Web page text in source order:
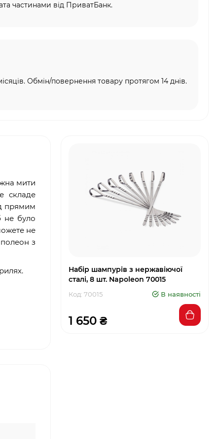
частинами від ПриватБанк.
Обмін/повернення товару протягом 14 днів.
мити
складе
прямим
не було
не
з
Набір шампурів з нержавіючої
сталі, 8 шт. Napoleon 70015
Код: 70015 В наявності
1 650 ₴